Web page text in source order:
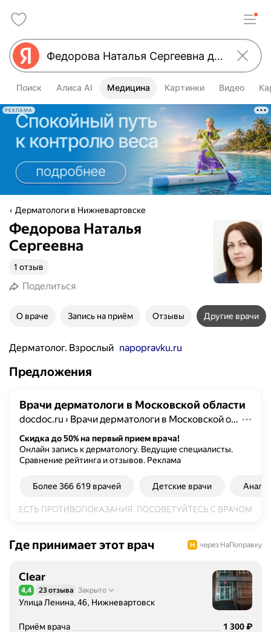
Поиск Алиса AI Медицина Картинки Видео
РЕКЛАМА
Дерматологи в Нижневартовске
Федорова Наталья
Сергеевна
1 отзыв
Поделиться
О враче Запись на приём Отзывы Другие врачи
Дерматолог. Взрослый napopravku.ru
Предложения
Врачи дерматологи в Московской области
docdoc.ru › Врачи дерматологи в Московской области
Скидка до 50% на первый прием врача!
Онлайн запись к дерматологу. Ведущие специалисты.
Сравнение рейтинга и отзывов. Реклама
Более 366 619 врачей Детские врачи
Где принимает этот врач через НаПоправку
Clear
Рейтинг 4,4 из 5
4,4 23 отзыва Закрыто
Улица Ленина, 46, Нижневартовск
Приём врача Цена
1300
1 300₽